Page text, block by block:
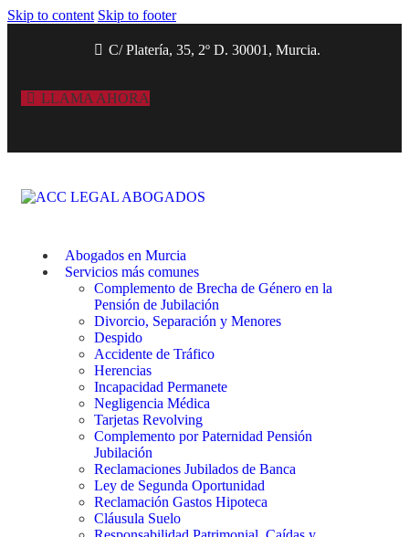
Skip to content Skip to footer
C/ Platería, 35, 2º D. 30001, Murcia.
LLAMA AHORA
Abogados en Murcia
Servicios más comunes
Complemento de Brecha de Género en la
Pensión de Jubilación
Divorcio, Separación y Menores
Despido
Accidente de Tráfico
Herencias
Incapacidad Permanete
Negligencia Médica
Tarjetas Revolving
Complemento por Paternidad Pensión
Jubilación
Reclamaciones Jubilados de Banca
Ley de Segunda Oportunidad
Reclamación Gastos Hipoteca
Cláusula Suelo